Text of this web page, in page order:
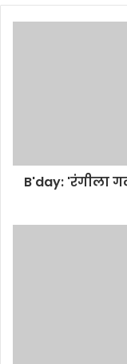
B'day: 'रंगीला